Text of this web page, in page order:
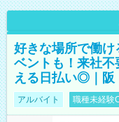
好きな場所で働
ベントも！来社不
える日払い◎｜阪
アルバイト 職種未経験